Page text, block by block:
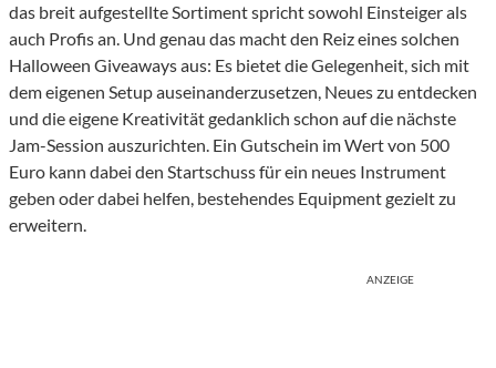
das breit aufgestellte Sortiment spricht sowohl Einsteiger als
auch Profis an. Und genau das macht den Reiz eines solchen
Halloween Giveaways aus: Es bietet die Gelegenheit, sich mit
dem eigenen Setup auseinanderzusetzen, Neues zu entdecken
und die eigene Kreativität gedanklich schon auf die nächste
Jam-Session auszurichten. Ein Gutschein im Wert von 500
Euro kann dabei den Startschuss für ein neues Instrument
geben oder dabei helfen, bestehendes Equipment gezielt zu
erweitern.
ANZEIGE